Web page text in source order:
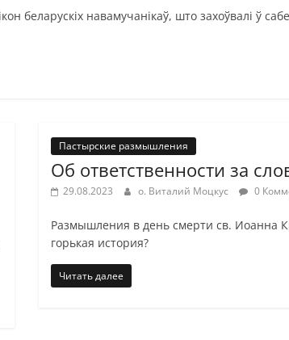
беларускiх навамучанікаў, што захоўвалi ў
Пастырские размышления
Об ответственности за
29.08.2023 о. Виталий Моцкус 0
Размышления в день смерти св. Иоанна
горькая история?
Читать далее